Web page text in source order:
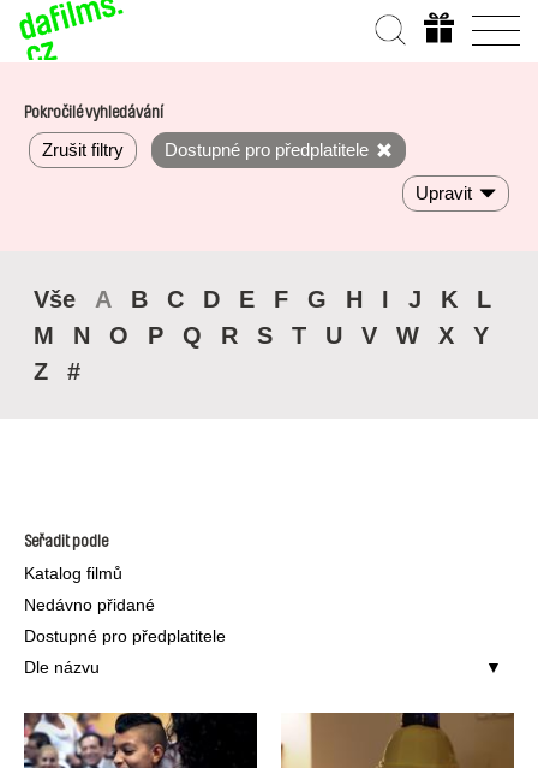
Pokročilé vyhledávání
Zrušit filtry Dostupné pro předplatitele
Upravit
Vše A B C D E F G H I J K
L
M
N O P Q R S T U V W X
Y
Z
#
Seřadit podle
Katalog filmů
Nedávno přidané
Dostupné pro předplatitele
Dle názvu